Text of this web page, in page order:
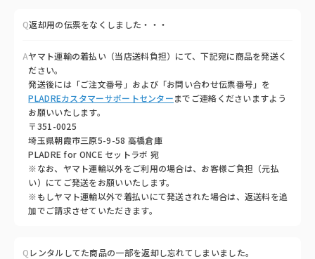
Q返却用の伝票をなくしました・・・
Aヤマト運輸の着払い（当店送料負担）にて、下記宛に商品を発送く
ださい。
発送後には「ご注文番号」および「お問い合わせ伝票番号」を
PLADREカスタマーサポートセンターまでご連絡くださいますよう
お願いいたします。
〒351-0025
埼玉県朝霞市三原5-9-58 高橋倉庫
PLADRE for ONCE セットラボ 宛
※なお、ヤマト運輸以外をご利用の場合は、お客様ご負担（元払
い）にてご発送をお願いいたします。
※もしヤマト運輸以外で着払いにて発送された場合は、返送料を追
加でご請求させていただきます。
Qレンタルしてた商品の一部を返却し忘れてしまいました。